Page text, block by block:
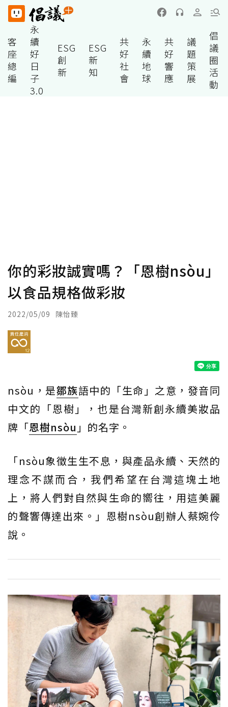
客
座
總
編
永
續
好
日
子
3.0
ESG
創
新
ESG
新
知
共
好
社
會
永
續
地
球
共
好
響
應
議
題
策
展
倡
議
圈
活
動
你的彩妝誠實嗎？「恩樹nsòu」
以食品規格做彩妝
2022/05/09 陳怡臻
nsòu，是鄒族語中的「生命」之意，發音同
中文的「恩樹」，也是台灣新創永續美妝品
牌「恩樹nsòu 」的名字。
「nsòu象徵生生不息，與產品永續、天然的
理念不謀而合，我們希望在台灣這塊土地
上，將人們對自然與生命的嚮往，用這美麗
的聲響傳達出來。」恩樹nsòu創辦人蔡婉伶
說。